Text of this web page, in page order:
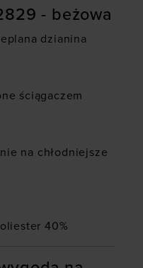
- beżowa
dzianina
ściągaczem
na chłodniejsze
40%